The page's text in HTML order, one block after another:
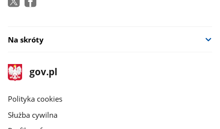
Na skróty
stopka
gov.pl
Strona
gov.pl
gov.pl
Polityka cookies
Służba cywilna